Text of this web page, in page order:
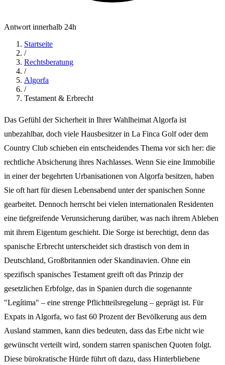
Antwort innerhalb 24h
Startseite
/
Rechtsberatung
/
Algorfa
/
Testament & Erbrecht
Das Gefühl der Sicherheit in Ihrer Wahlheimat Algorfa ist
unbezahlbar, doch viele Hausbesitzer in La Finca Golf oder dem
Country Club schieben ein entscheidendes Thema vor sich her: die
rechtliche Absicherung ihres Nachlasses. Wenn Sie eine Immobilie
in einer der begehrten Urbanisationen von Algorfa besitzen, haben
Sie oft hart für diesen Lebensabend unter der spanischen Sonne
gearbeitet. Dennoch herrscht bei vielen internationalen Residenten
eine tiefgreifende Verunsicherung darüber, was nach ihrem Ableben
mit ihrem Eigentum geschieht. Die Sorge ist berechtigt, denn das
spanische Erbrecht unterscheidet sich drastisch von dem in
Deutschland, Großbritannien oder Skandinavien. Ohne ein
spezifisch spanisches Testament greift oft das Prinzip der
gesetzlichen Erbfolge, das in Spanien durch die sogenannte
"Legítima" – eine strenge Pflichtteilsregelung – geprägt ist. Für
Expats in Algorfa, wo fast 60 Prozent der Bevölkerung aus dem
Ausland stammen, kann dies bedeuten, dass das Erbe nicht wie
gewünscht verteilt wird, sondern starren spanischen Quoten folgt.
Diese bürokratische Hürde führt oft dazu, dass Hinterbliebene